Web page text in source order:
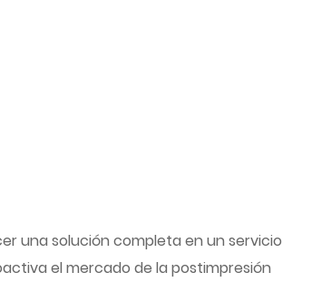
una solución completa en un servicio
el mercado de la postimpresión